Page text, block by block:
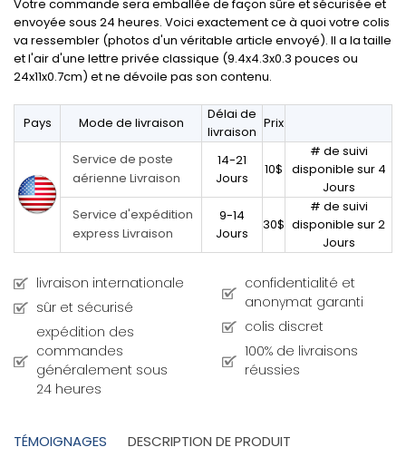
Votre commande sera emballée de façon sûre et sécurisée et
envoyée sous 24 heures. Voici exactement ce à quoi votre colis
va ressembler (photos d'un véritable article envoyé). Il a la taille
et l'air d'une lettre privée classique (9.4x4.3x0.3 pouces ou
24x11x0.7cm) et ne dévoile pas son contenu.
Pays Mode de livraison
Délai de
livraison
Prix
Service de poste
aérienne Livraison
14-21
Jours
10$
# de suivi
disponible sur 4
Jours
Service d'expédition
express Livraison
9-14
Jours
30$
# de suivi
disponible sur 2
Jours
livraison internationale
sûr et sécurisé
expédition des
commandes
généralement sous
24 heures
confidentialité et
anonymat garanti
colis discret
100% de livraisons
réussies
TÉMOIGNAGES DESCRIPTION DE PRODUIT